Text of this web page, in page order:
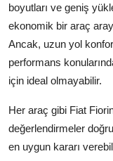
boyutları ve geniş
ekonomik bir araç
Ancak, uzun yol
performans
için ideal olmayabilir.
Her araç gibi Fiat
değerlendirmeler
en uygun kararı